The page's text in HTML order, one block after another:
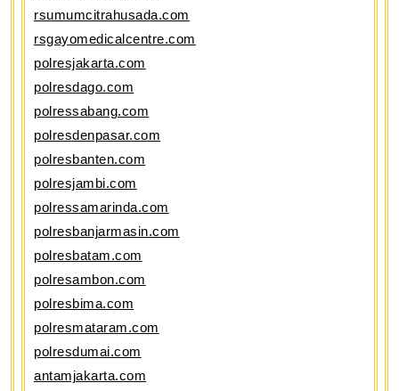
rsumumcitrahusada.com
rsgayomedicalcentre.com
polresjakarta.com
polresdago.com
polressabang.com
polresdenpasar.com
polresbanten.com
polresjambi.com
polressamarinda.com
polresbanjarmasin.com
polresbatam.com
polresambon.com
polresbima.com
polresmataram.com
polresdumai.com
antamjakarta.com